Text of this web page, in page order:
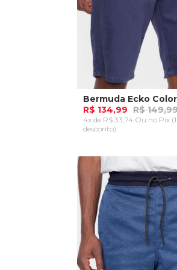
Bermuda Ecko
R$ 134,99 R$
4x de R$ 33,74 Ou no Pix
desconto)
ADICIONAR AO